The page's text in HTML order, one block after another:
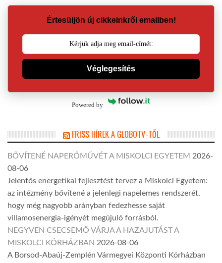
Értesüljön új cikkeinkről emailben!
Véglegesítés
Powered by
FRISS HÍREK A GLOBOTV-TŐL
BŐVÍTENÉ NAPERŐMŰVÉT A MISKOLCI EGYETEM 2026-
08-06
Jelentős energetikai fejlesztést tervez a Miskolci Egyetem:
az intézmény bővítené a jelenlegi napelemes rendszerét,
hogy még nagyobb arányban fedezhesse saját
villamosenergia-igényét megújuló forrásból.
NEGYVEN CSECSEMŐ VÁRJA A HAZAJUTÁST A
MISKOLCI KÓRHÁZBAN 2026-08-06
A Borsod-Abaúj-Zemplén Vármegyei Központi Kórházban